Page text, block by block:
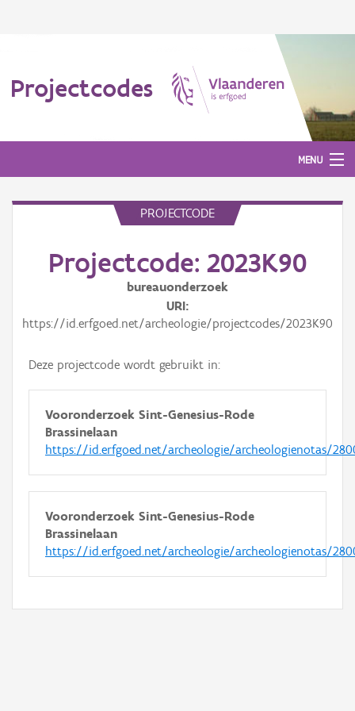
Projectcodes
MENU
PROJECTCODE
Projectcode: 2023K90
bureauonderzoek
URI
https://id.erfgoed.net/archeologie/projectcodes/2023K90
Deze projectcode wordt gebruikt in:
Vooronderzoek Sint-Genesius-Rode
Brassinelaan
https://id.erfgoed.net/archeologie/archeologienotas/
Vooronderzoek Sint-Genesius-Rode
Brassinelaan
https://id.erfgoed.net/archeologie/archeologienotas/